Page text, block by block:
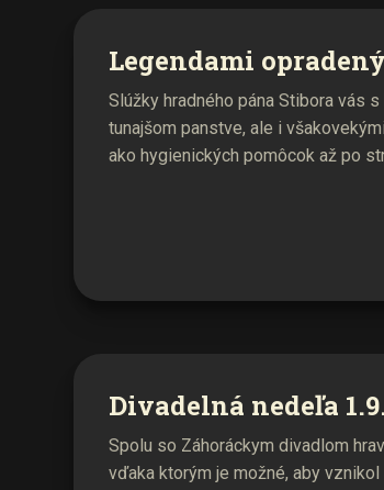
Legendami
Slúžky hradného pána Stibora vás
tunajšom panstve, ale i
ako hygienických pomôcok až po
Divadelná nedeľa
Spolu so Záhoráckym divadlom
vďaka ktorým je možné, aby vznikol